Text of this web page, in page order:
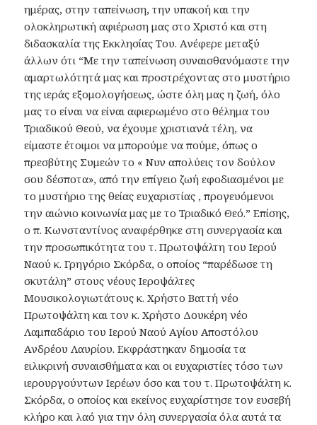
ημέρας, στην ταπείνωση, την υπακοή και την
ολοκληρωτική αφιέρωση μας στο Χριστό και στη
διδασκαλία της Εκκλησίας Του. Ανέφερε μεταξύ
άλλων ότι “Με την ταπείνωση συναισθανόμαστε την
αμαρτωλότητά μας και προστρέχοντας στο μυστήριο
της ιεράς εξομολογήσεως, ώστε όλη μας η ζωή, όλο
μας το είναι να είναι αφιερωμένο στο θέλημα του
Τριαδικού Θεού, να έχουμε χριστιανά τέλη, να
είμαστε έτοιμοι να μπορούμε να πούμε, όπως ο
πρεσβύτης Συμεών το « Νυν απολύεις τον δούλον
σου δέσποτα», από την επίγειο ζωή εφοδιασμένοι με
το μυστήριο της θείας ευχαριστίας , προγευόμενοι
την αιώνιο κοινωνία μας με το Τριαδικό Θεό.” Επίσης,
ο π. Κωνσταντίνος αναφέρθηκε στη συνεργασία και
την προσωπικότητα του τ. Πρωτοψάλτη του Ιερού
Ναού κ. Γρηγόριο Σκόρδα, ο οποίος “παρέδωσε τη
σκυτάλη” στους νέους Ιεροψάλτες
Μουσικολογιωτάτους κ. Χρήστο Βαττή νέο
Πρωτοψάλτη και τον κ. Χρήστο Δουκέρη νέο
Λαμπαδάριο του Ιερού Ναού Αγίου Αποστόλου
Ανδρέου Λαυρίου. Εκφράστηκαν δημοσία τα
ειλικρινή συναισθήματα και οι ευχαριστίες τόσο των
ιερουργούντων Ιερέων όσο και του τ. Πρωτοψάλτη κ.
Σκόρδα, ο οποίος και εκείνος ευχαρίστησε τον ευσεβή
κλήρο και λαό για την όλη συνεργασία όλα αυτά τα